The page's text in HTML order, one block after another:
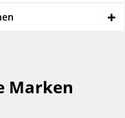
Marken